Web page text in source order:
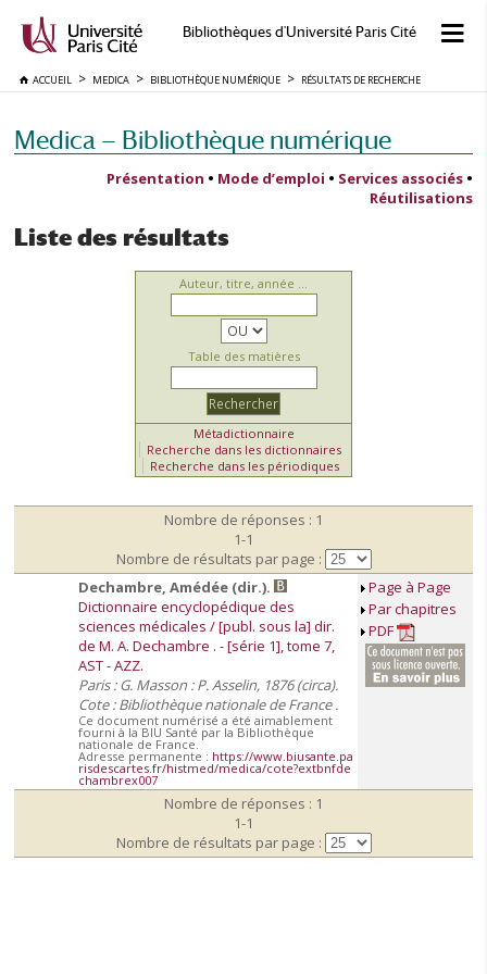
Bibliothèques d'Université Paris Cité
ACCUEIL MEDICA BIBLIOTHÈQUE NUMÉRIQUE RÉSULTATS DE RECHERCHE
Medica — Bibliothèque numérique
Présentation • Mode d’emploi • Services associés •
Réutilisations
Liste des résultats
Auteur, titre, année ...
Table des matières
Métadictionnaire
Recherche dans les dictionnaires
Recherche dans les périodiques
Nombre de réponses : 1
1-1
Nombre de résultats par page :
Dechambre, Amédée (dir.).
Dictionnaire encyclopédique des
sciences médicales / [publ. sous la] dir.
de M. A. Dechambre . - [série 1], tome 7,
AST - AZZ.
Paris : G. Masson : P. Asselin, 1876 (circa).
Cote : Bibliothèque nationale de France .
Ce document numérisé a été aimablement
fourni à la BIU Santé par la Bibliothèque
nationale de France.
Adresse permanente : https://www.biusante.pa
risdescartes.fr/histmed/medica/cote?extbnfde
chambrex007
Page à Page
Par chapitres
PDF
Nombre de réponses : 1
1-1
Nombre de résultats par page :